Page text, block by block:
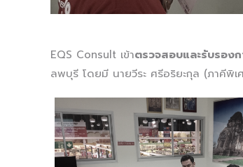
EQS Consult เข้าตรวจสอบและรับรอง
ลพบุรี โดยมี นายวีระ ศรีอริยะกุล (ภาคีพิเ